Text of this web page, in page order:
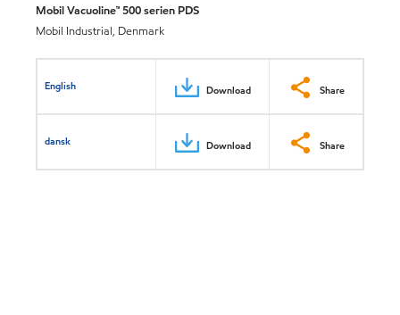
Mobil Vacuoline™ 500 serien PDS
Mobil Industrial, Denmark
English Download Share
dansk Download Share